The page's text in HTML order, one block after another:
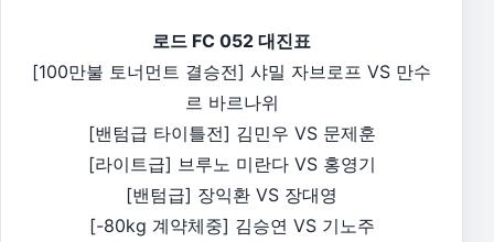
로드 FC 052 대진표
[100만불 토너먼트 결승전] 샤밀 자브로프 VS 만수
르 바르나위
[밴텀급 타이틀전] 김민우 VS 문제훈
[라이트급] 브루노 미란다 VS 홍영기
[밴텀급] 장익환 VS 장대영
[-80kg 계약체중] 김승연 VS 기노주